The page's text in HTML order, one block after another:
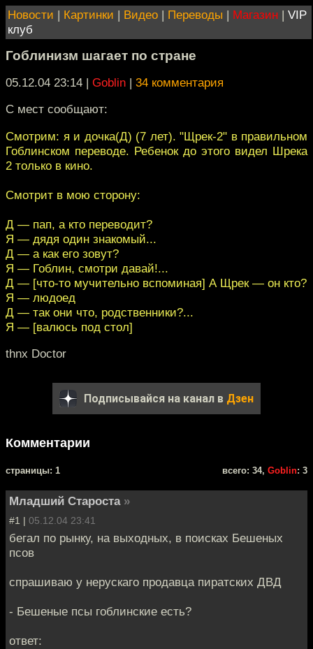
Новости | Картинки | Видео | Переводы | Магазин | VIP
клуб
Гоблинизм шагает по стране
05.12.04 23:14 | Goblin | 34 комментария
C мест сообщают:
Смотрим: я и дочка(Д) (7 лет). "Щрек-2" в правильном
Гоблинском переводе. Ребенок до этого видел Шрека
2 только в кино.
Смотрит в мою сторону:
Д — пап, а кто переводит?
Я — дядя один знакомый...
Д — а как его зовут?
Я — Гоблин, смотри давай!...
Д — [что-то мучительно вспоминая] А Щрек — он кто?
Я — людоед
Д — так они что, родственники?...
Я — [валюсь под стол]
thnx Doctor
Подписывайся на канал в Дзен
Комментарии
cтраницы: 1 всего: 34, Goblin: 3
Младший Староста »
#1 | 05.12.04 23:41
бегал по рынку, на выходных, в поисках Бешеных
псов
спрашиваю у нерускаго продавца пиратских ДВД
- Бешеные псы гоблинские есть?
ответ: